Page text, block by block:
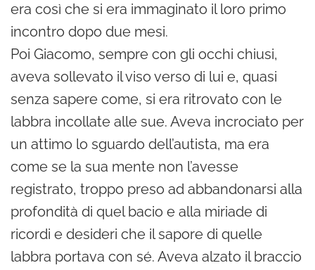
era così che si era immaginato il loro primo
incontro dopo due mesi.
Poi Giacomo, sempre con gli occhi chiusi,
aveva sollevato il viso verso di lui e, quasi
senza sapere come, si era ritrovato con le
labbra incollate alle sue. Aveva incrociato per
un attimo lo sguardo dell’autista, ma era
come se la sua mente non l’avesse
registrato, troppo preso ad abbandonarsi alla
profondità di quel bacio e alla miriade di
ricordi e desideri che il sapore di quelle
labbra portava con sé. Aveva alzato il braccio